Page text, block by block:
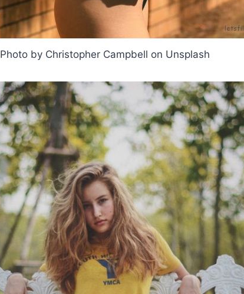
Photo by Christopher Campbell on Unsplash